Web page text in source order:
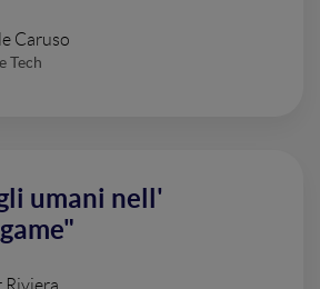
Caruso
Tech
umani nell'
Riviera